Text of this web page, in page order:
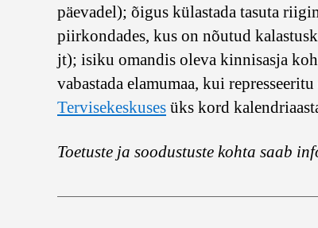
päevadel); õigus külastada tasuta
piirkondades, kus on nõutud
jt); isiku omandis oleva kinnisasja
vabastada elamumaa, kui
Tervisekeskusesüks kord
Toetuste ja soodustuste kohta saab